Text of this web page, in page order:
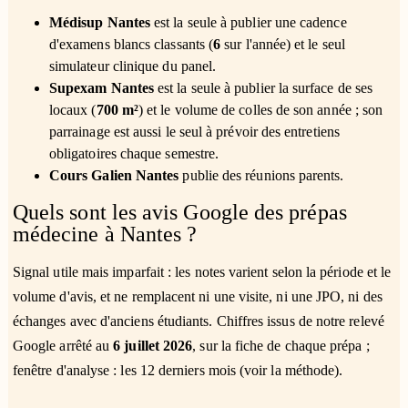
Médisup Nantes est la seule à publier une cadence
d'examens blancs classants (6 sur l'année) et le seul
simulateur clinique du panel.
Supexam Nantes est la seule à publier la surface de ses
locaux (700 m²) et le volume de colles de son année ; son
parrainage est aussi le seul à prévoir des entretiens
obligatoires chaque semestre.
Cours Galien Nantes publie des réunions parents.
Quels sont les avis Google des prépas
médecine à Nantes ?
Signal utile mais imparfait : les notes varient selon la période et le
volume d'avis, et ne remplacent ni une visite, ni une JPO, ni des
échanges avec d'anciens étudiants. Chiffres issus de notre relevé
Google arrêté au6 juillet 2026, sur la fiche de chaque prépa ;
fenêtre d'analyse : les 12 derniers mois (voir la méthode).